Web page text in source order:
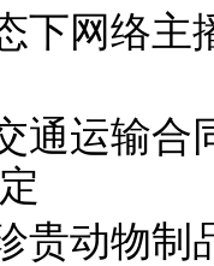
下网络主
通运输合
贵动物制